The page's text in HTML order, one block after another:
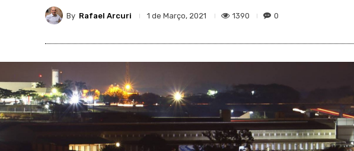
By Rafael Arcuri 1 de Março, 2021 1390 0